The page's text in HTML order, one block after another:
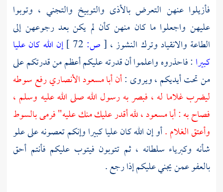
فأزيلوا عنهن التعرض بالأذى والتوبيخ والتجني ، وتوبوا
عليهن واجعلوا ما كان منهن كأن لم يكن بعد رجوعهن إلى
الطاعة والانقياد وترك النشوز ، [ص:
إن الله كان عليا
كبيرا : فاحذروه واعلموا أن قدرته عليكم أعظم من قدرتكم على
من تحت أيديكم ، ويروى :أنأبا مسعود الأنصاريرفع سوطه
ليضرب غلاما له ، فبصر به رسول الله صلى الله عليه وسلم ،
فصاح به :أبا مسعود، لله أقدر عليك منك عليه" فرمى بالسوط
وأعتق الغلام .أو إن الله كان عليا كبيرا وإنكم تعصونه على علو
شأنه وكبرياء سلطانه ، ثم تتوبون فيتوب عليكم فأنتم أحق
بالعفو عمن يجني عليكم إذا رجع .